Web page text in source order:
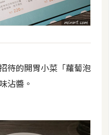
待的開胃小菜「蘿蔔泡
沾醬。